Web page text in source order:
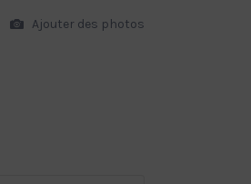
Ajouter des photos